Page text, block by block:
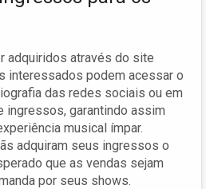
adquiridos através do site
interessados podem acessar o
das redes sociais ou em
ingressos, garantindo assim
musical ímpar.
adquiram seus ingressos o
que as vendas sejam
por seus shows.